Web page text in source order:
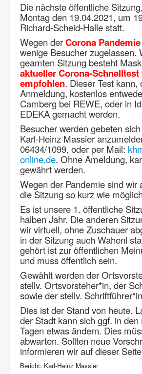
Ortskalender
Newsletter
Impressum
Datenschutzerklärung
Die nächste öffentliche
Montag den 19.04.2021, um
Richard-Scheid-Halle statt.
Wegen derCorona Pandemie
wenige Besucher zugelassen.
geamten Sitzung besteht
aktueller Corona-
empfohlen. Dieser Test kann,
Anmeldung, kostenlos
Camberg bei REWE, oder in
EDEKA gemacht werden.
Besucher werden gebeten
Karl-Heinz Massier
06434/1099, oder per Mail:
online.de. Ohne Ameldung,
gewährt werden.
Wegen der Pandemie sind wir
die Sitzung so kurz wie
Es ist unsere 1. öffentliche
halben Jahr. Die anderen
wir virtuell, ohne Zuschauer
in der Sitzung auch Wahenl
gehört ist zur öffentlichen
und muss öffentlich sein.
Gewählt werden der
stellv. Ortsvorsteher*in, der
sowie der stellv.
Dies ist der Stand von heute.
der Stadt kann sich ggf. in den
Tagen etwas ändern. Dies
abwarten. Sollten neue
informieren wir auf dieser
Bericht: Karl-Heinz Massier